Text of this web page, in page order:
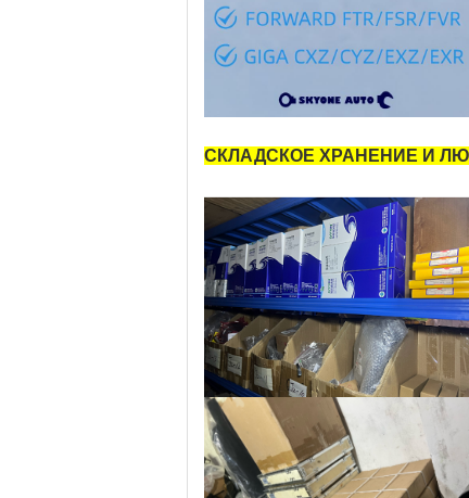
СКЛАДСКОЕ ХРАНЕНИЕ И